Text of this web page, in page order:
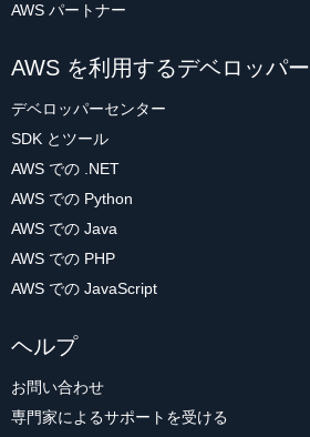
AWS パートナー
AWS を利用するデベロッパー
デベロッパーセンター
SDK とツール
AWS での .NET
AWS での Python
AWS での Java
AWS での PHP
AWS での JavaScript
ヘルプ
お問い合わせ
専門家によるサポートを受ける